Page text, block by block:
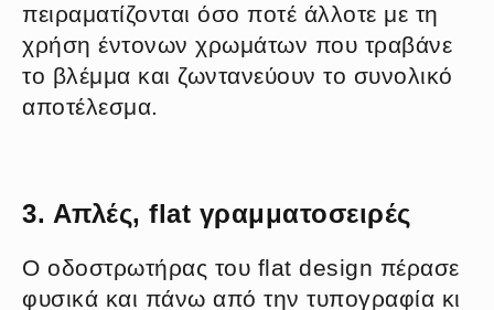
πειραματίζονται όσο ποτέ άλλοτε με τη
χρήση έντονων χρωμάτων που τραβάνε
το βλέμμα και ζωντανεύουν το συνολικό
αποτέλεσμα.
3. Απλές, flat γραμματοσειρές
Ο οδοστρωτήρας του flat design πέρασε
φυσικά και πάνω από την τυπογραφία κι